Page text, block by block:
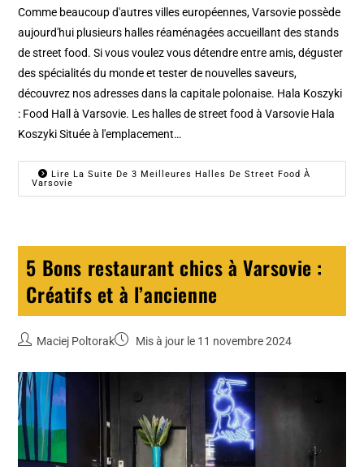
Comme beaucoup d'autres villes européennes, Varsovie possède
aujourd'hui plusieurs halles réaménagées accueillant des stands
de street food. Si vous voulez vous détendre entre amis, déguster
des spécialités du monde et tester de nouvelles saveurs,
découvrez nos adresses dans la capitale polonaise. Hala Koszyki
: Food Hall à Varsovie. Les halles de street food à Varsovie Hala
Koszyki Située à l'emplacement…
Lire La Suite De 3 Meilleures Halles De Street Food À
Varsovie
5 Bons restaurant chics à Varsovie :
Créatifs et à l’ancienne
Maciej Poltorak Mis à jour le 11 novembre 2024